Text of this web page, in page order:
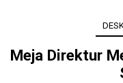
Meja Direktur